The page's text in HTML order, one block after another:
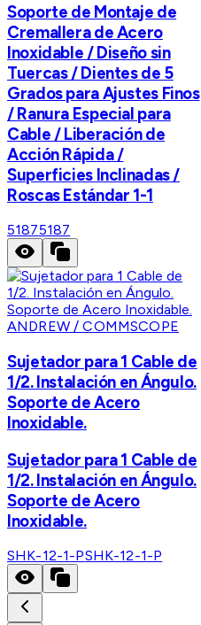
Soporte de Montaje de
Cremallera de Acero
Inoxidable / Diseño sin
Tuercas / Dientes de 5
Grados para Ajustes Finos
/ Ranura Especial para
Cable / Liberación de
Acción Rápida /
Superficies Inclinadas /
Roscas Estándar 1-1
51875187
ANDREW / COMMSCOPE
Sujetador para 1 Cable de
1/2. Instalación en Ángulo.
Soporte de Acero
Inoxidable.
Sujetador para 1 Cable de
1/2. Instalación en Ángulo.
Soporte de Acero
Inoxidable.
SHK-12-1-PSHK-12-1-P